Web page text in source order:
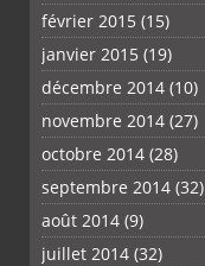
février 2015 (15)
janvier 2015 (19)
décembre 2014 (10)
novembre 2014 (27)
octobre 2014 (28)
septembre 2014 (32)
août 2014 (9)
juillet 2014 (32)